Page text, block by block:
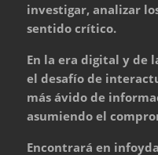
investigar, analizar
sentido crítico.
En la era digital y de
el desafío de
más ávido de
asumiendo el
Encontrará en